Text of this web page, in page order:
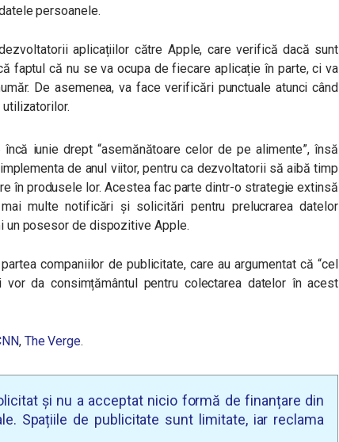
persoanele.
aplicațiilor către Apple, care verifică dacă sunt
faptul că nu se va ocupa de fiecare aplicație în parte, ci va
De asemenea, va face verificări punctuale atunci când
încă iunie drept“asemănătoare celor de pe alimente”, însă
de anul viitor, pentru ca dezvoltatorii să aibă timp
în produsele lor. Acestea fac parte dintr-o strategie extinsă
multe notificări și solicitări pentru prelucrarea datelor
un posesor de dispozitive Apple.
companiilor de publicitate, care au argumentat că“cel
vor da consimțământul pentru colectarea datelor în acest
, The Verge.
și nu a acceptat nicio formă de finanțare din
Spațiile de publicitate sunt limitate, iar reclama